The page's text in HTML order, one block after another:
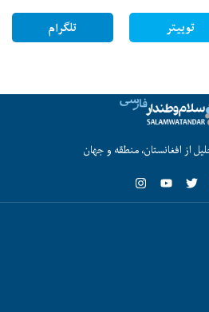
توییتر تلگرام
افغانستان، منطقه و جهان